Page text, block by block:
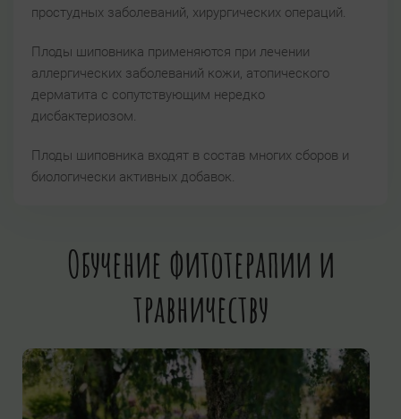
простудных заболеваний, хирургических операций.
Плоды шиповника применяются при лечении
аллергических заболеваний кожи, атопического
дерматита с сопутствующим нередко
дисбактериозом.
Плоды шиповника входят в состав многих сборов и
биологически активных добавок.
Обучение фитотерапии и
травничеству